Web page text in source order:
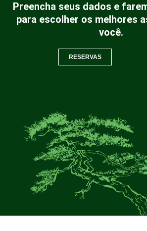
Preencha seus dados e
para escolher os melhores
você.
RESERVAS